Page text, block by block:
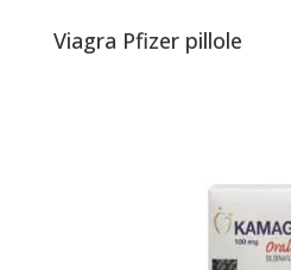
Viagra Pfizer pillole